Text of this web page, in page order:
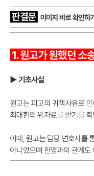
판결문 이미지 바로 확인하기
1. 원고가 원했던 소
▶ 기초사실
원고는 피고의 귀책사유로
최대한의 위자료를 받기를
이때, 원고는 담당 변호사를
아니었으며 한명과의 관계